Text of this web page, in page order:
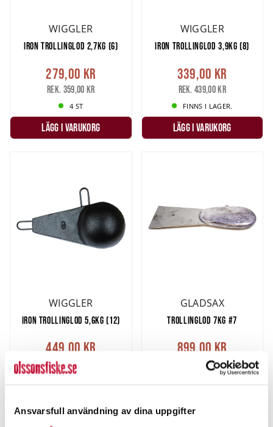
Ansvarsfull användning av dina uppgifter
WIGGLER
IRON TROLLINGLOD 2,7KG (6)
279,00 kr
Rek. 359,00 kr
4 ST
LÄGG I VARUKORG
WIGGLER
IRON TROLLINGLOD 3,9KG (8)
339,00 kr
Rek. 439,00 kr
FINNS I LAGER.
LÄGG I VARUKORG
WIGGLER
IRON TROLLINGLOD 5,6KG (12)
449,00 kr
Rek. 589,00 kr
GLADSAX
TROLLINGLOD 7KG #7
899,00 kr
Rek. 1.153,00 kr